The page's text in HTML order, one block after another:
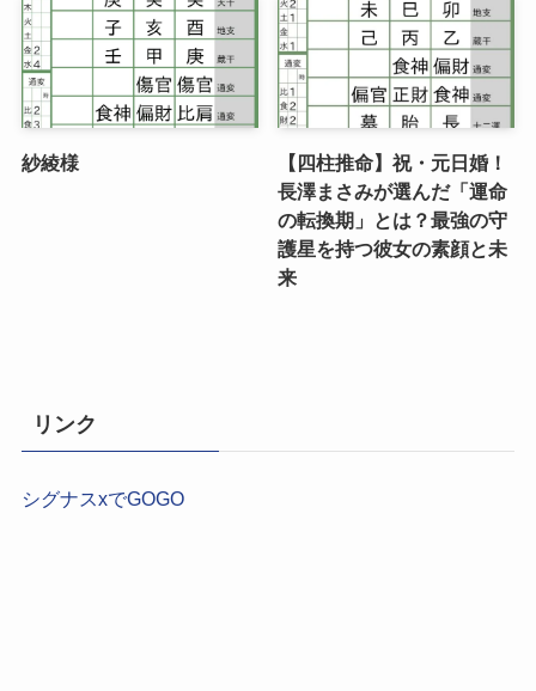
紗綾様
【四柱推命】祝・元日婚！
長澤まさみが選んだ「運命
の転換期」とは？最強の守
護星を持つ彼女の素顔と未
来
リンク
シグナスxでGOGO